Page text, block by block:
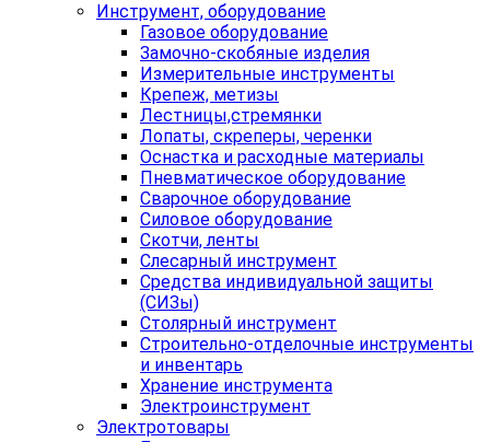
Инструмент, оборудование
Газовое оборудование
Замочно-скобяные изделия
Измерительные инструменты
Крепеж, метизы
Лестницы,стремянки
Лопаты, скреперы, черенки
Оснастка и расходные материалы
Пневматическое оборудование
Сварочное оборудование
Силовое оборудование
Скотчи, ленты
Слесарный инструмент
Средства индивидуальной защиты
(СИЗы)
Столярный инструмент
Строительно-отделочные инструменты
и инвентарь
Хранение инструмента
Электроинструмент
Электротовары